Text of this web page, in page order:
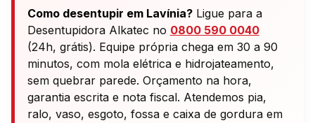
Como desentupir em Lavínia?Ligue para a
Desentupidora Alkatec no 0800 590 0040
(24h, grátis). Equipe própria chega em 30 a 90
minutos, com mola elétrica e hidrojateamento,
sem quebrar parede. Orçamento na hora,
garantia escrita e nota fiscal. Atendemos pia,
ralo, vaso, esgoto, fossa e caixa de gordura em